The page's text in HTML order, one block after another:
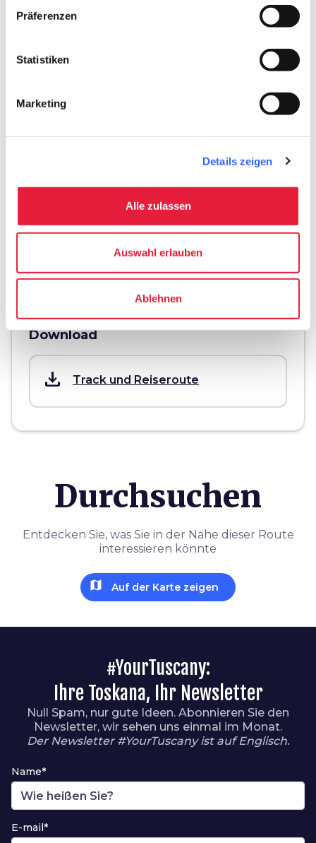
Präferenzen
Statistiken
Marketing
Details zeigen
Alle zulassen
Auswahl erlauben
Ablehnen
directions
Zu Fuß, 2,6 km
Download
save_alt Track und Reiseroute
Durchsuchen
Entdecken Sie, was Sie in der Nähe dieser Route
interessieren könnte
map Auf der Karte zeigen
#YourTuscany:
Ihre Toskana, Ihr Newsletter
Null Spam, nur gute Ideen. Abonnieren Sie den
Newsletter, wir sehen uns einmal im Monat.
Der Newsletter #YourTuscany ist auf Englisch.
Name*
E-mail*